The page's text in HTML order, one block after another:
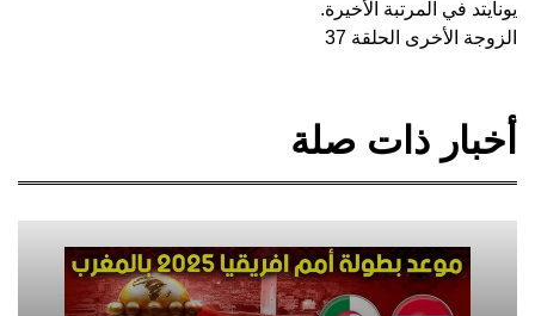
يونايتد في المرتبة الأخيرة.
الزوجة الأخرى الحلقة 37
أخبار ذات صلة